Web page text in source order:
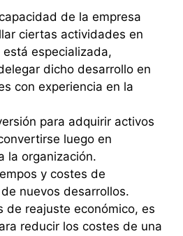
de la empresa
ciertas actividades en
está especializada,
dicho desarrollo en
con experiencia en la
para adquirir activos
luego en
la organización.
y costes de
nuevos desarrollos.
de reajuste económico, es
reducir los costes de una